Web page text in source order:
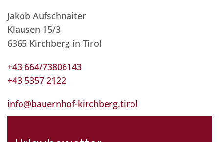
Jakob Aufschnaiter
Klausen 15/3
6365 Kirchberg in Tirol
+43 664/73806143
+43 5357 2122
info@bauernhof-kirchberg.tirol